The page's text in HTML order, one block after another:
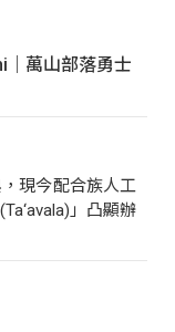
｜萬山部落勇士
現今配合族人工
」凸顯辦